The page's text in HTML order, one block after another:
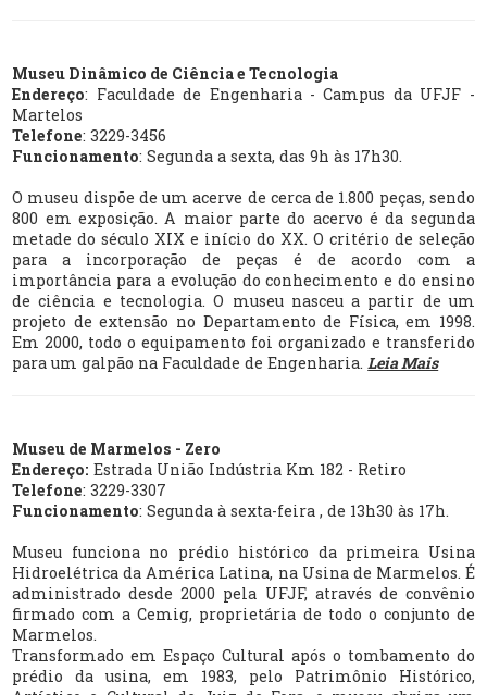
Museu Dinâmico de Ciência e Tecnologia
Endereço: Faculdade de Engenharia - Campus da UFJF -
Martelos
Telefone: 3229-3456
Funcionamento: Segunda a sexta, das 9h às 17h30.
O museu dispõe de um acerve de cerca de 1.800 peças, sendo
800 em exposição. A maior parte do acervo é da segunda
metade do século XIX e início do XX. O critério de seleção
para a incorporação de peças é de acordo com a
importância para a evolução do conhecimento e do ensino
de ciência e tecnologia. O museu nasceu a partir de um
projeto de extensão no Departamento de Física, em 1998.
Em 2000, todo o equipamento foi organizado e transferido
para um galpão na Faculdade de Engenharia.Leia Mais
Museu de Marmelos - Zero
Endereço: Estrada União Indústria Km 182 - Retiro
Telefone: 3229-3307
Funcionamento: Segunda à sexta-feira , de 13h30 às 17h.
Museu funciona no prédio histórico da primeira Usina
Hidroelétrica da América Latina, na Usina de Marmelos. É
administrado desde 2000 pela UFJF, através de convênio
firmado com a Cemig, proprietária de todo o conjunto de
Marmelos.
Transformado em Espaço Cultural após o tombamento do
prédio da usina, em 1983, pelo Patrimônio Histórico,